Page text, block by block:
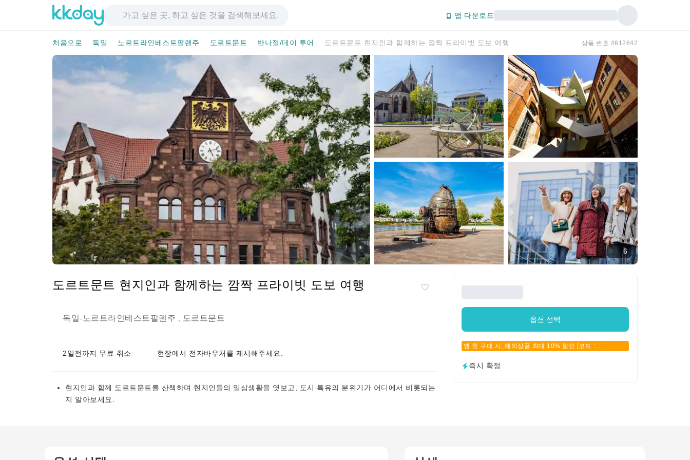
앱 다운로드
처음으로 독일 노르트라인베스트팔렌주 도르트문트 반나절/데이 투어 도르트문트 현지인과 함께하는 깜짝 프라이빗 도보 여행 상품 번호 #612642
6
도르트문트 현지인과 함께하는 깜짝 프라이빗 도보 여행
독일- 노르트라인베스트팔렌주 도르트문트
2일전까지 무료 취소 현장에서 전자바우처를 제시해주세요.
현지인과 함께 도르트문트를 산책하며 현지인들의 일상생활을 엿보고, 도시 특유의 분위기가 어디에서 비롯되는
지 알아보세요.
옵션 선택
앱 첫 구매 시, 해외상품 최대 10% 할인 [코드 :
즉시 확정